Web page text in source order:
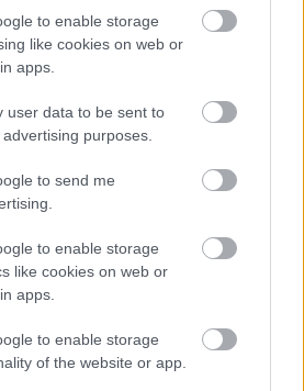
to enable storage
like cookies on web or
apps.
user data to be sent to
purposes.
to send me
to enable storage
like cookies on web or
apps.
to enable storage
of the website or app.
18.
borzolta minden metálrajongó
Cradle Of Filth-pulóverben.